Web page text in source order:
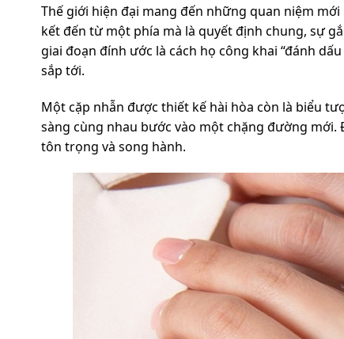
Thế giới hiện đại mang đến những quan niệm
kết đến từ một phía mà là quyết định chung, sự
giai đoạn đính ước là cách họ công khai “đánh
sắp tới.
Một cặp nhẫn được thiết kế hài hòa còn là biểu
sàng cùng nhau bước vào một chặng đường
tôn trọng và song hành.